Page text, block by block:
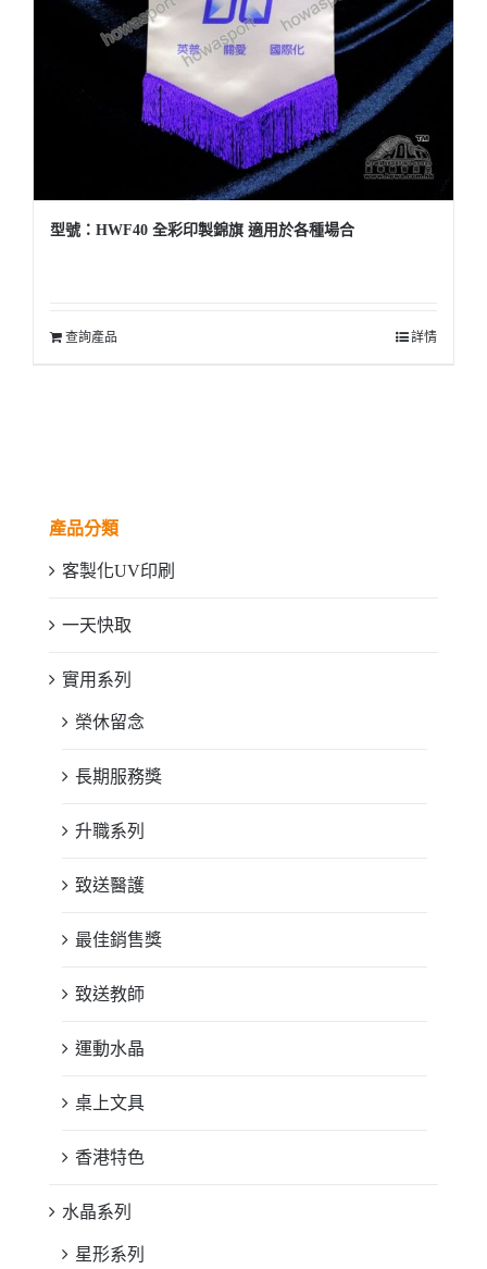
型號：HWF40 全彩印製錦旗 適用於各種場合
查詢產品 詳情
產品分類
客製化UV印刷
一天快取
實用系列
榮休留念
長期服務獎
升職系列
致送醫護
最佳銷售獎
致送教師
運動水晶
桌上文具
香港特色
水晶系列
星形系列